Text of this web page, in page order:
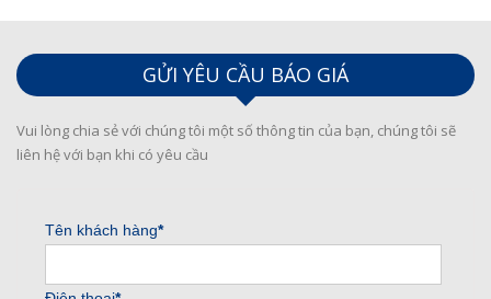
GỬI YÊU CẦU BÁO GIÁ
Vui lòng chia sẻ với chúng tôi một số thông tin của bạn, chúng tôi sẽ
liên hệ với bạn khi có yêu cầu